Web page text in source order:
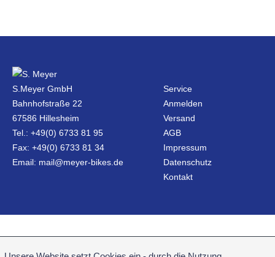
S.Meyer GmbH
Bahnhofstraße 22
67586 Hillesheim
Tel.: +49(0) 6733 81 95
Fax: +49(0) 6733 81 34
Email: mail@meyer-bikes.de
Service
Anmelden
Versand
AGB
Impressum
Datenschutz
Kontakt